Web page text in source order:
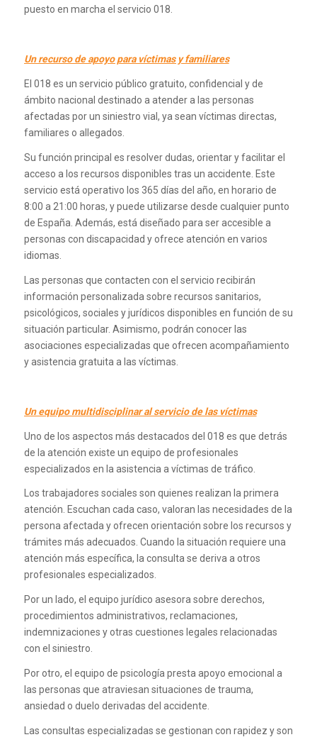
puesto en marcha el servicio 018.
Un recurso de apoyo para víctimas y familiares
El 018 es un servicio público gratuito, confidencial y de
ámbito nacional destinado a atender a las personas
afectadas por un siniestro vial, ya sean víctimas directas,
familiares o allegados.
Su función principal es resolver dudas, orientar y facilitar el
acceso a los recursos disponibles tras un accidente. Este
servicio está operativo los 365 días del año, en horario de
8:00 a 21:00 horas, y puede utilizarse desde cualquier punto
de España. Además, está diseñado para ser accesible a
personas con discapacidad y ofrece atención en varios
idiomas.
Las personas que contacten con el servicio recibirán
información personalizada sobre recursos sanitarios,
psicológicos, sociales y jurídicos disponibles en función de su
situación particular. Asimismo, podrán conocer las
asociaciones especializadas que ofrecen acompañamiento
y asistencia gratuita a las víctimas.
Un equipo multidisciplinar al servicio de las víctimas
Uno de los aspectos más destacados del 018 es que detrás
de la atención existe un equipo de profesionales
especializados en la asistencia a víctimas de tráfico.
Los trabajadores sociales son quienes realizan la primera
atención. Escuchan cada caso, valoran las necesidades de la
persona afectada y ofrecen orientación sobre los recursos y
trámites más adecuados. Cuando la situación requiere una
atención más específica, la consulta se deriva a otros
profesionales especializados.
Por un lado, el equipo jurídico asesora sobre derechos,
procedimientos administrativos, reclamaciones,
indemnizaciones y otras cuestiones legales relacionadas
con el siniestro.
Por otro, el equipo de psicología presta apoyo emocional a
las personas que atraviesan situaciones de trauma,
ansiedad o duelo derivadas del accidente.
Las consultas especializadas se gestionan con rapidez y son